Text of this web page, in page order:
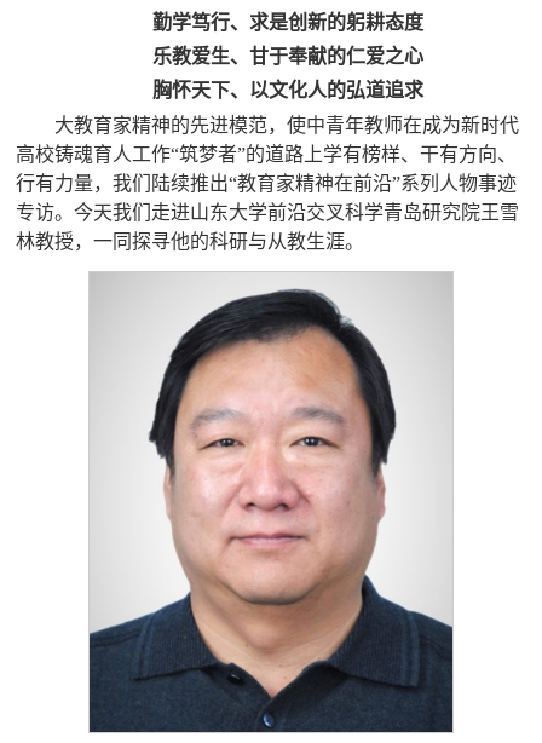
勤学笃行、求是创新的躬耕态度
乐教爱生、甘于奉献的仁爱之心
胸怀天下、以文化人的弘道追求
大教育家精神的先进模范，使中青年教师在成为新时代
高校铸魂育人工作“筑梦者”的道路上学有榜样、干有方向、
行有力量，我们陆续推出“教育家精神在前沿”系列人物事迹
专访。今天我们走进山东大学前沿交叉科学青岛研究院王雪
林教授，一同探寻他的科研与从教生涯。